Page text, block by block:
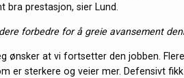
bra prestasjon, sier Lund.
forbedre for å greie avansement
ønsker at vi fortsetter den jobben.
er sterkere og veier mer. Defensivt